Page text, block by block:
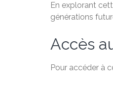
En explorant
générations
Accès
Pour accéder à